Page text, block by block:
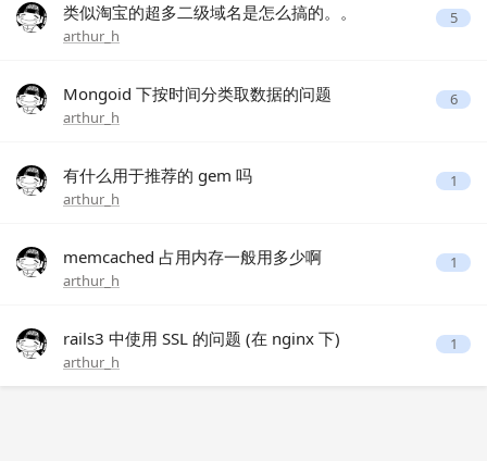
类似淘宝的超多二级域名是怎么搞的。。
arthur_h
5
Mongoid 下按时间分类取数据的问题
arthur_h
6
有什么用于推荐的 gem 吗
arthur_h
1
memcached 占用内存一般用多少啊
arthur_h
1
rails3 中使用 SSL 的问题 (在 nginx 下)
arthur_h
1